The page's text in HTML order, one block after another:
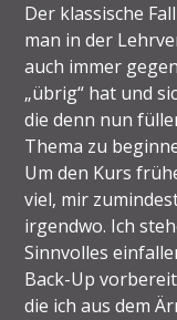
Der klassische
man in der
auch immer
„übrig“ hat und
die denn nun
Thema zu
Um den Kurs
viel, mir
irgendwo. Ich
Sinnvolles
Back-Up
die ich aus dem